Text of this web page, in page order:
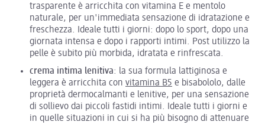
trasparente è arricchita con vitamina E e mentolo
naturale, per un'immediata sensazione di idratazione e
freschezza. Ideale tutti i giorni: dopo lo sport, dopo una
giornata intensa e dopo i rapporti intimi. Post utilizzo la
pelle è subito più morbida, idratata e rinfrescata.
crema intima lenitiva: la sua formula lattiginosa e
leggera è arricchita con vitamina B5 e bisabololo, dalle
proprietà dermocalmanti e lenitive, per una sensazione
di sollievo dai piccoli fastidi intimi. Ideale tutti i giorni e
in quelle situazioni in cui si ha più bisogno di attenuare